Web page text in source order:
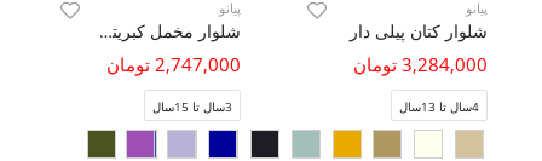
پیانو
شلوار کتان پیلی دار
3,284,000 تومان
4سال تا 13سال
پیانو
شلوار مخمل کبریتی فلر
2,747,000 تومان
3سال تا 15سال